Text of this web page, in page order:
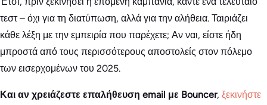
τεστ – όχι για τη διατύπωση, αλλά για την αλήθεια. Ταιριάζει
κάθε λέξη με την εμπειρία που παρέχετε; Αν ναι, είστε ήδη
μπροστά από τους περισσότερους αποστολείς στον πόλεμο
των εισερχομένων του 2025.
Και αν χρειάζεστε επαλήθευση email με Bouncer, ξεκινήστε